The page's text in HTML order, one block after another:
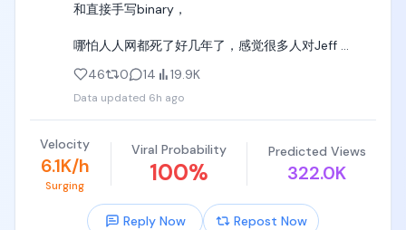
和直接手写binary，
哪怕人人网都死了好几年了，感觉很多人对Jeff
几个日志。
太他妈无聊了。
46 0 14 19.9K
Data updated 6h ago
Velocity
6.1K/h
Surging
Viral Probability
100%
Predicted Views
322.0K
Reply Now Repost Now